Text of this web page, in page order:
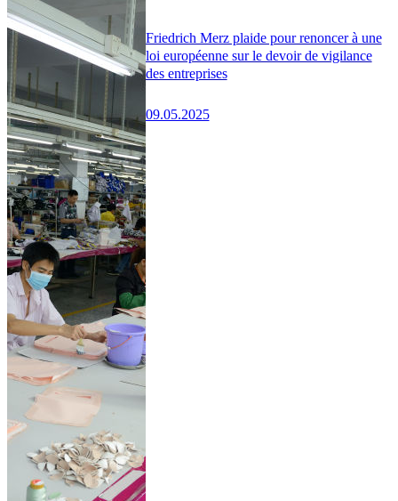
Friedrich Merz plaide pour renoncer à une
loi européenne sur le devoir de vigilance
des entreprises
09.05.2025